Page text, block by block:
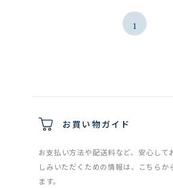
1
お買い物ガイド
お支払い方法や配送料など、安心して
しみいただくための情報は、こちらか
ます。